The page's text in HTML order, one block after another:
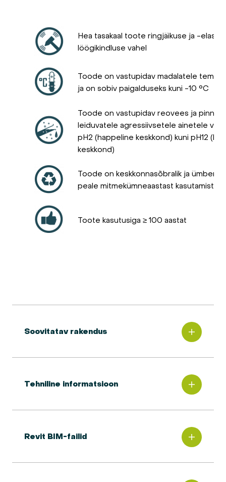
Hea tasakaal toote ringjäikuse ja -
löögikindluse vahel
Toode on vastupidav madalatele
ja on sobiv paigalduseks kuni -10 °C
Toode on vastupidav reovees ja
leiduvatele agressiivsetele ainetele
pH2 (happeline keskkond) kuni pH12
keskkond)
Toode on keskkonnasõbralik ja
peale mitmekümneaastast kasutamist
Toote kasutusiga ≥ 100 aastat
Soovitatav rakendus
Tehniline informatsioon
Revit BIM-failid